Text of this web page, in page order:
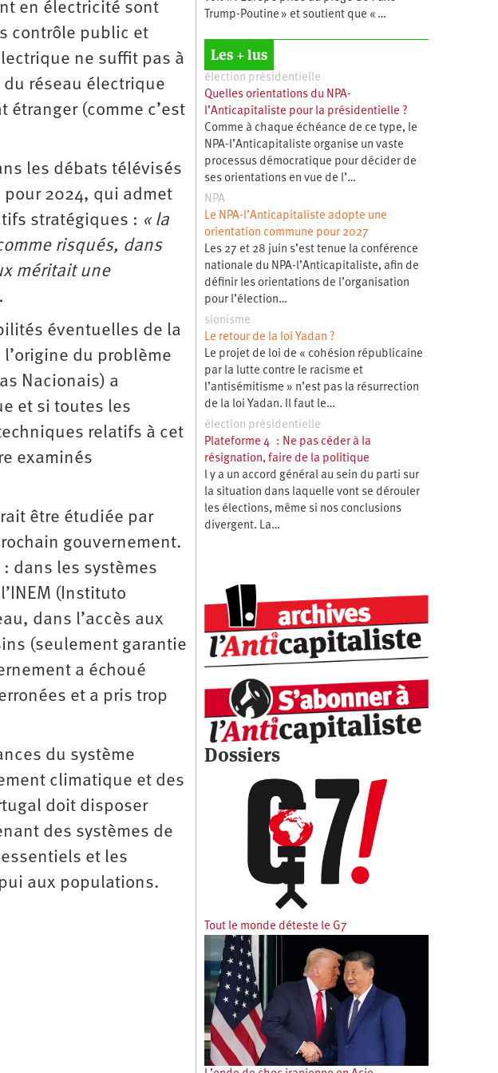
en électricité sont
contrôle public et
ne suffit pas à
réseau électrique
étranger (comme c’est
les débats télévisés
2024, qui admet
stratégiques : « la
risqués, dans
méritait une
éventuelles de la
du problème
Nacionais) a
et si toutes les
relatifs à cet
examinés
être étudiée par
gouvernement.
dans les systèmes
(Instituto
dans l’accès aux
(seulement garantie
a échoué
et a pris trop
du système
climatique et des
doit disposer
des systèmes de
et les
aux populations.
Trump-Poutine » et soutient que « …
Les + lus
élection présidentielle
Quelles orientations du NPA-
l’Anticapitaliste pour la présidentielle ?
Comme à chaque échéance de ce type, le
NPA-l’Anticapitaliste organise un vaste
processus démocratique pour décider de
ses orientations en vue de l’…
NPA
Le NPA-l’Anticapitaliste adopte une
orientation commune pour 2027
Les 27 et 28 juin s’est tenue la conférence
nationale du NPA-l’Anticapitaliste, afin de
définir les orientations de l’organisation
pour l’élection…
sionisme
Le retour de la loi Yadan ?
Le projet de loi de « cohésion républicaine
par la lutte contre le racisme et
l’antisémitisme » n’est pas la résurrection
de la loi Yadan. Il faut le…
élection présidentielle
Plateforme 4 : Ne pas céder à la
résignation, faire de la politique
l y a un accord général au sein du parti sur
la situation dans laquelle vont se dérouler
les élections, même si nos conclusions
divergent. La…
Dossiers
Tout le monde déteste le G7